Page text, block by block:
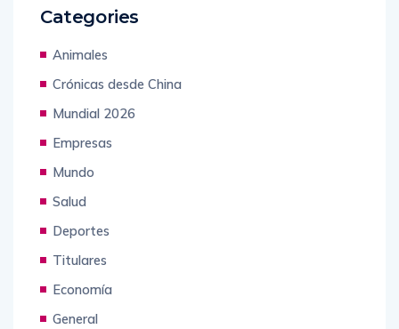
Categories
Animales
Crónicas desde China
Mundial 2026
Empresas
Mundo
Salud
Deportes
Titulares
Economía
General